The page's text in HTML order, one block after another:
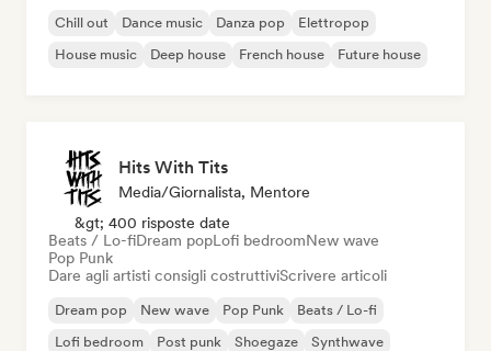
Chill out Dance music Danza pop
Elettropop
House music
Deep house French house Future house
Hits With Tits
Media/Giornalista, Mentore
&gt; 400 risposte date
Beats / Lo-fiDream popLofi bedroomNew wave
Pop Punk
Dare agli artisti consigli costruttiviScrivere articoli
Dream pop New wave Pop Punk
Beats / Lo-fi
Lofi bedroom
Post punk Shoegaze Synthwave